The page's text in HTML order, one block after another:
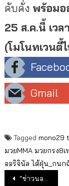
คับคั่ง พร้อมอ
25 ส.ค.นี้ เวล
(โมโนทเวนตี้
Gmail
Tagged mono29
มวยMMA มวยกรง8เ
ออริจินัล ไต้ฝุ่น_กนก
แนะแนวเรื่อง
“ข่าวนอกลู่” คืนผังช่อง 3HD เดือนก.ย.นี้